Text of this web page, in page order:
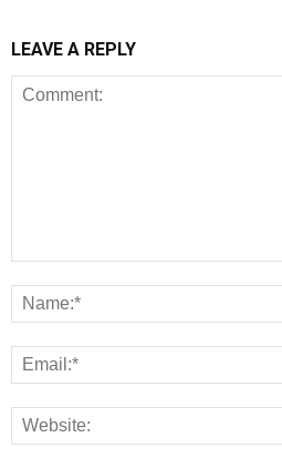
LEAVE A REPLY